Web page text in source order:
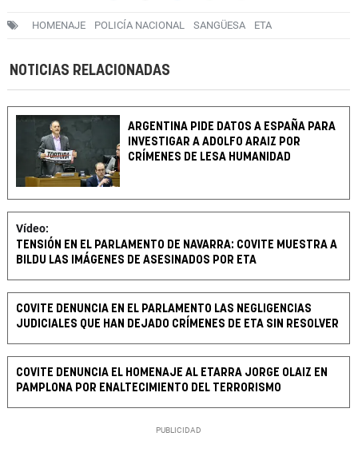
HOMENAJE POLICÍA NACIONAL SANGÜESA ETA
NOTICIAS RELACIONADAS
ARGENTINA PIDE DATOS A ESPAÑA PARA
INVESTIGAR A ADOLFO ARAIZ POR
CRÍMENES DE LESA HUMANIDAD
Vídeo:
TENSIÓN EN EL PARLAMENTO DE NAVARRA: COVITE MUESTRA A
BILDU LAS IMÁGENES DE ASESINADOS POR ETA
COVITE DENUNCIA EN EL PARLAMENTO LAS NEGLIGENCIAS
JUDICIALES QUE HAN DEJADO CRÍMENES DE ETA SIN RESOLVER
COVITE DENUNCIA EL HOMENAJE AL ETARRA JORGE OLAIZ EN
PAMPLONA POR ENALTECIMIENTO DEL TERRORISMO